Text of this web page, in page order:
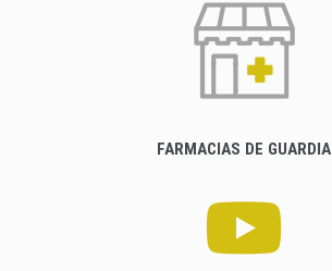
FARMACIAS DE GUARDIA